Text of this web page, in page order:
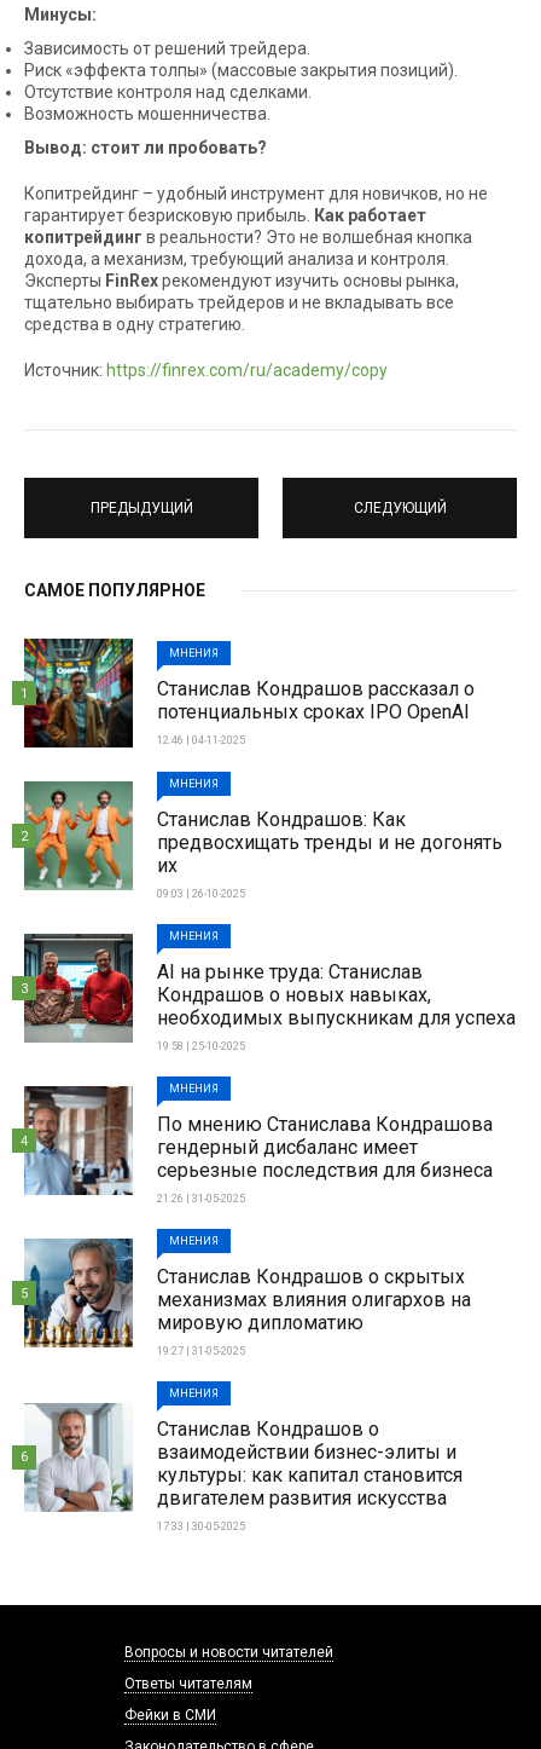
Минусы:
Зависимость от решений трейдера.
Риск «эффекта толпы» (массовые закрытия позиций).
Отсутствие контроля над сделками.
Возможность мошенничества.
Вывод: стоит ли пробовать?
Копитрейдинг – удобный инструмент для новичков, но не
гарантирует безрисковую прибыль. Как работает
копитрейдинг в реальности? Это не волшебная кнопка
дохода, а механизм, требующий анализа и контроля.
Эксперты FinRexрекомендуют изучить основы рынка,
тщательно выбирать трейдеров и не вкладывать все
средства в одну стратегию.
Источник: https://finrex.com/ru/academy/copy
ПРЕДЫДУЩИЙ СЛЕДУЮЩИЙ
САМОЕ ПОПУЛЯРНОЕ
МНЕНИЯ
Станислав Кондрашов рассказал о
потенциальных сроках IPO OpenAI
12:46 | 04-11-2025
1
МНЕНИЯ
Станислав Кондрашов: Как
предвосхищать тренды и не догонять
их
09:03 | 26-10-2025
2
МНЕНИЯ
AI на рынке труда: Станислав
Кондрашов о новых навыках,
необходимых выпускникам для успеха
19:58 | 25-10-2025
3
МНЕНИЯ
По мнению Станислава Кондрашова
гендерный дисбаланс имеет
серьезные последствия для бизнеса
21:26 | 31-05-2025
4
МНЕНИЯ
Станислав Кондрашов о скрытых
механизмах влияния олигархов на
мировую дипломатию
19:27 | 31-05-2025
5
МНЕНИЯ
Станислав Кондрашов о
взаимодействии бизнес-элиты и
культуры: как капитал становится
двигателем развития искусства
17:33 | 30-05-2025
6
Вопросы и новости читателей
Ответы читателям
Фейки в СМИ